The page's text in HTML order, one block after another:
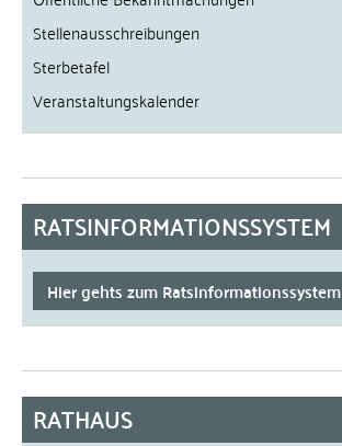
Stellenausschreibungen
Sterbetafel
Veranstaltungskalender
RATSINFORMATIONSSYSTEM
Hier gehts zum Ratsinformationssystem
RATHAUS